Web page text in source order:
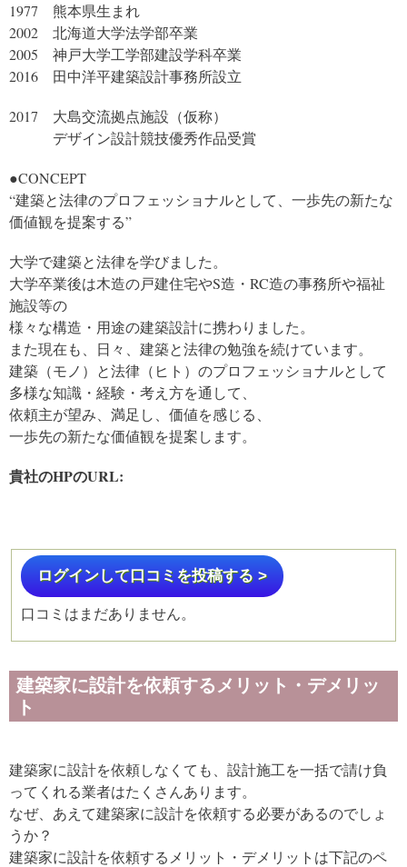
1977 熊本県生まれ
2002 北海道大学法学部卒業
2005 神戸大学工学部建設学科卒業
2016 田中洋平建築設計事務所設立
2017 大島交流拠点施設（仮称）
デザイン設計競技優秀作品受賞
●CONCEPT
“建築と法律のプロフェッショナルとして、一歩先の新たな
価値観を提案する”
大学で建築と法律を学びました。
大学卒業後は木造の戸建住宅やS造・RC造の事務所や福祉
施設等の
様々な構造・用途の建築設計に携わりました。
また現在も、日々、建築と法律の勉強を続けています。
建築（モノ）と法律（ヒト）のプロフェッショナルとして
多様な知識・経験・考え方を通して、
依頼主が望み、満足し、価値を感じる、
一歩先の新たな価値観を提案します。
貴社のHPのURL:
ログインして口コミを投稿する >
口コミはまだありません。
建築家に設計を依頼するメリット・デメリッ
ト
建築家に設計を依頼しなくても、設計施工を一括で請け負
ってくれる業者はたくさんあります。
なぜ、あえて建築家に設計を依頼する必要があるのでしょ
うか？
建築家に設計を依頼するメリット・デメリットは下記のペ